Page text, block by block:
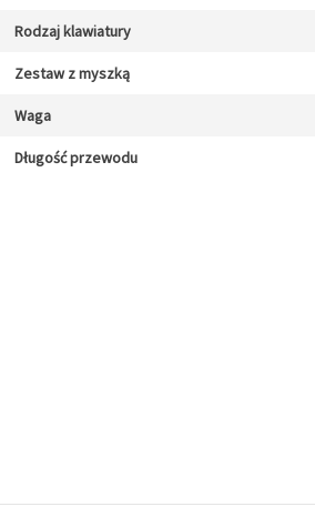
Rodzaj klawiatury
Zestaw z myszką
Waga
Długość przewodu